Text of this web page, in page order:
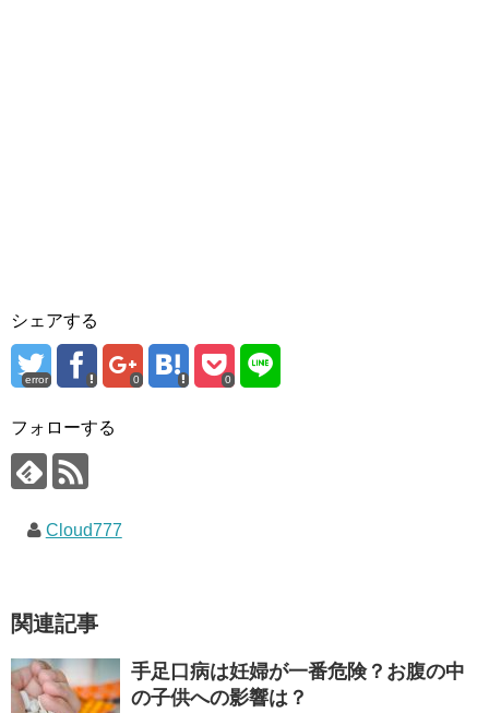
シェアする
error 0 0
フォローする
Cloud777
関連記事
手足口病は妊婦が一番危険？お腹の中
の子供への影響は？